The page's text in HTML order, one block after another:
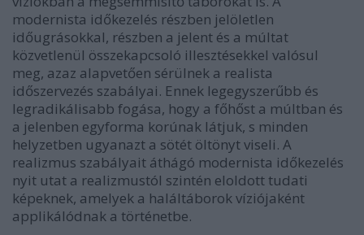
modernista időkezelés részben jelöletlen
időugrásokkal, részben a jelent és a múltat
közvetlenül összekapcsoló illesztésekkel valósul
meg, azaz alapvetően sérülnek a realista
időszervezés szabályai. Ennek legegyszerűbb és
legradikálisabb fogása, hogy a főhőst a múltban és
a jelenben egyforma korúnak látjuk, s minden
helyzetben ugyanazt a sötét öltönyt viseli. A
realizmus szabályait áthágó modernista időkezelés
nyit utat a realizmustól szintén eloldott tudati
képeknek, amelyek a haláltáborok víziójaként
applikálódnak a történetbe.